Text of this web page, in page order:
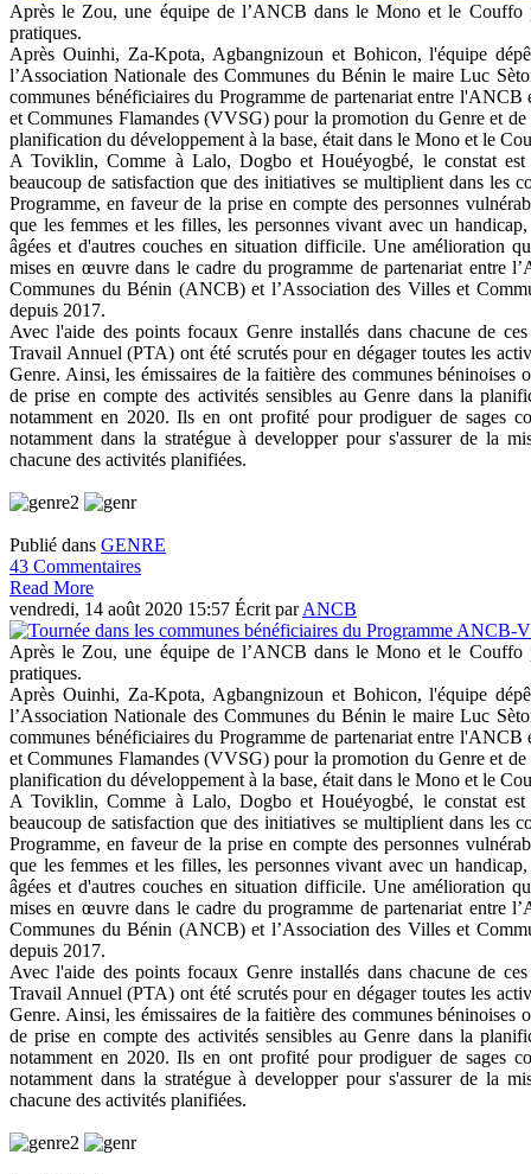
Après le Zou, une équipe de l’ANCB dans le Mono et le Couffo
pratiques.
Après Ouinhi, Za-Kpota, Agbangnizoun et Bohicon, l'équipe
l’Association Nationale des Communes du Bénin le maire Luc
communes bénéficiaires du Programme de partenariat entre
et Communes Flamandes (VVSG) pour la promotion du Genre et
planification du développement à la base, était dans le Mono et le
A Toviklin, Comme à Lalo, Dogbo et Houéyogbé, le constat
beaucoup de satisfaction que des initiatives se multiplient dans les
Programme, en faveur de la prise en compte des personnes
que les femmes et les filles, les personnes vivant avec un handicap,
âgées et d'autres couches en situation difficile. Une amélioration
mises en œuvre dans le cadre du programme de partenariat entre
Communes du Bénin (ANCB) et l’Association des Villes et
depuis 2017.
Avec l'aide des points focaux Genre installés dans chacune de
Travail Annuel (PTA) ont été scrutés pour en dégager toutes les
Genre. Ainsi, les émissaires de la faitière des communes béninoises
de prise en compte des activités sensibles au Genre dans la
notamment en 2020. Ils en ont profité pour prodiguer de sages
notamment dans la stratégue à developper pour s'assurer de la
chacune des activités planifiées.
Publié dans GENRE
43 Commentaires
Read More
vendredi, 14 août 2020 15:57 Écrit parANCB
Après le Zou, une équipe de l’ANCB dans le Mono et le Couffo
pratiques.
Après Ouinhi, Za-Kpota, Agbangnizoun et Bohicon, l'équipe
l’Association Nationale des Communes du Bénin le maire Luc
communes bénéficiaires du Programme de partenariat entre
et Communes Flamandes (VVSG) pour la promotion du Genre et
planification du développement à la base, était dans le Mono et le
A Toviklin, Comme à Lalo, Dogbo et Houéyogbé, le constat
beaucoup de satisfaction que des initiatives se multiplient dans les
Programme, en faveur de la prise en compte des personnes
que les femmes et les filles, les personnes vivant avec un handicap,
âgées et d'autres couches en situation difficile. Une amélioration
mises en œuvre dans le cadre du programme de partenariat entre
Communes du Bénin (ANCB) et l’Association des Villes et
depuis 2017.
Avec l'aide des points focaux Genre installés dans chacune de
Travail Annuel (PTA) ont été scrutés pour en dégager toutes les
Genre. Ainsi, les émissaires de la faitière des communes béninoises
de prise en compte des activités sensibles au Genre dans la
notamment en 2020. Ils en ont profité pour prodiguer de sages
notamment dans la stratégue à developper pour s'assurer de la
chacune des activités planifiées.